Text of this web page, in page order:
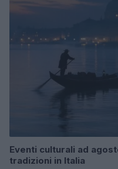
Eventi culturali ad
tradizioni in Italia